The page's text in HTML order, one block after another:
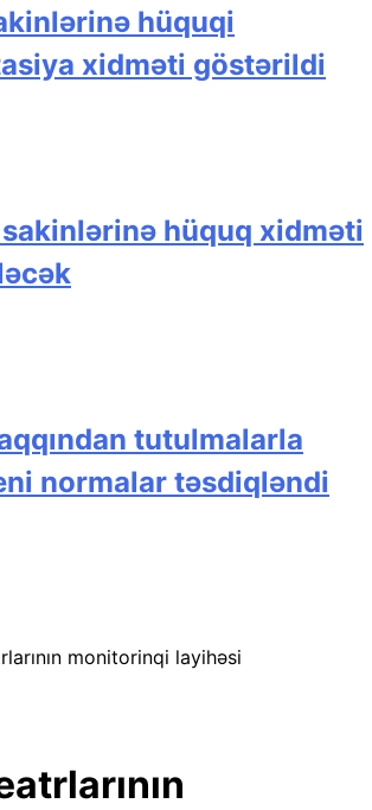
hüquqi
xidməti göstərildi
hüquq xidməti
tutulmalarla
normalar təsdiqləndi
monitorinqi layihəsi